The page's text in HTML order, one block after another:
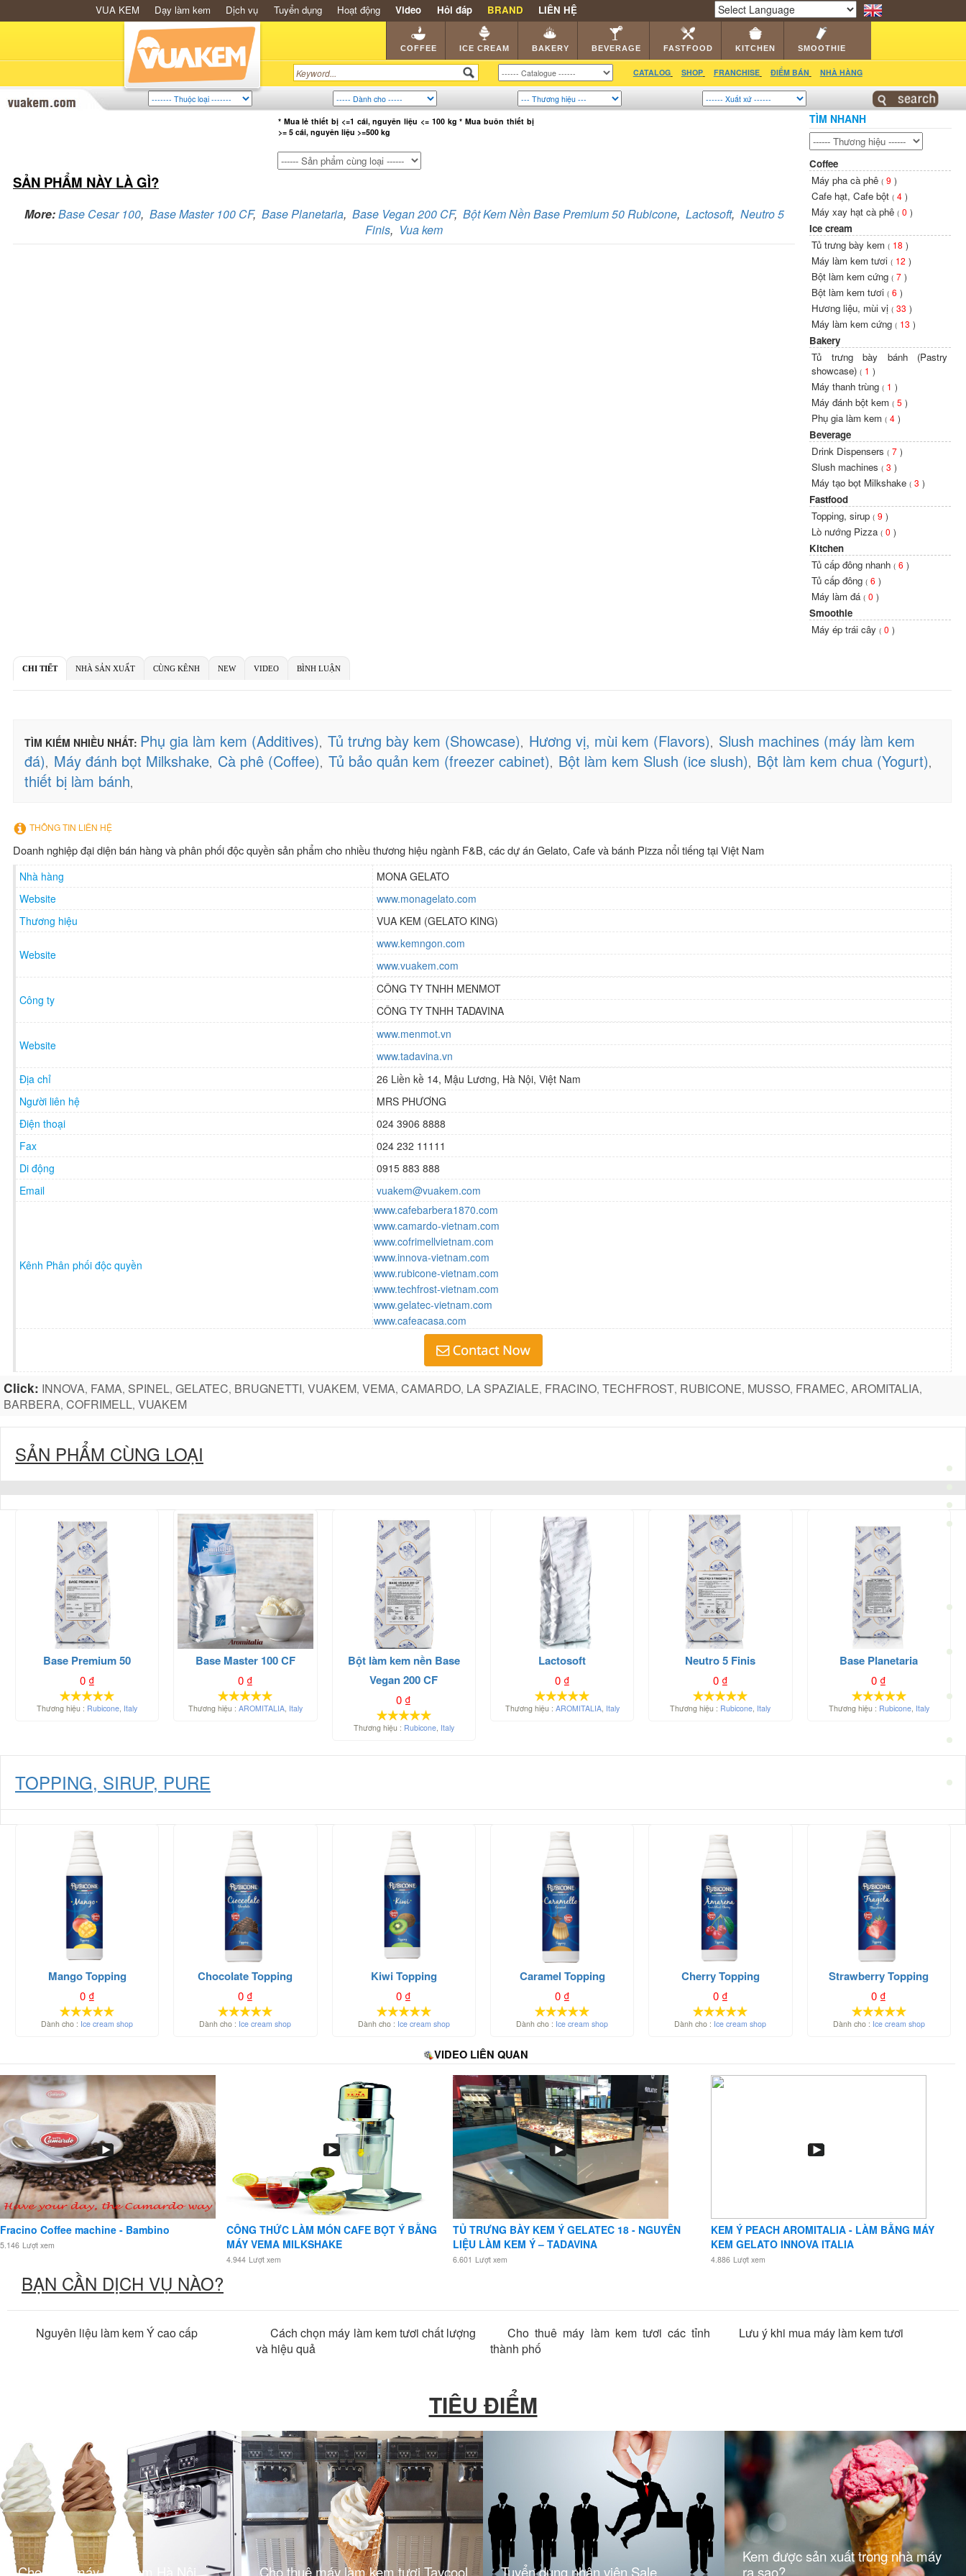
SHOP KEM NGON HẠT CAFE NHÀ HÀNG VIDEO HỎI ĐÁP LIÊN HỆ
VUA KEM Dạy làm kem Dịch vụ Tuyển dụng Hoạt động Video Hỏi đáp BRAND LIÊN HỆ
Powered by Translate
COFFEE ICE CREAM BAKERY BEVERAGE FASTFOOD KITCHEN SMOOTHIE
CATALOG SHOP FRANCHISE ĐIỂM BÁN NHÀ HÀNG
* Mua lẻ thiết bị <=1 cái, nguyên liệu <= 100 kg * Mua buôn thiết bị
>= 5 cái, nguyên liệu >=500 kg
SẢN PHẨM NÀY LÀ GÌ?
More:Base Cesar 100, Base Master 100 CF, Base Planetaria, Base Vegan 200 CF, Bột Kem Nền Base Premium 50 Rubicone, Lactosoft, Neutro 5
Finis, Vua kem
TÌM NHANH
Coffee
Máy pha cà phê( 9 )
Cafe hạt, Cafe bột( 4 )
Máy xay hạt cà phê( 0 )
Ice cream
Tủ trưng bày kem( 18 )
Máy làm kem tươi( 12 )
Bột làm kem cứng( 7 )
Bột làm kem tươi( 6 )
Hương liệu, mùi vị( 33 )
Máy làm kem cứng( 13 )
Bakery
Tủ trưng bày bánh (Pastry
showcase)( 1 )
Máy thanh trùng( 1 )
Máy đánh bột kem( 5 )
Phụ gia làm kem( 4 )
Beverage
Drink Dispensers( 7 )
Slush machines( 3 )
Máy tạo bọt Milkshake( 3 )
Fastfood
Topping, sirup( 9 )
Lò nướng Pizza( 0 )
Kitchen
Tủ cấp đông nhanh( 6 )
Tủ cấp đông( 6 )
Máy làm đá( 0 )
Smoothie
Máy ép trái cây( 0 )
CHI TIẾT NHÀ SẢN XUẤT CÙNG KÊNH NEW VIDEO BÌNH LUẬN
TÌM KIẾM NHIỀU NHẤT: Phụ gia làm kem (Additives), Tủ trưng bày kem (Showcase), Hương vị, mùi kem (Flavors), Slush machines (máy làm kem
đá), Máy đánh bọt Milkshake, Cà phê (Coffee), Tủ bảo quản kem (freezer cabinet), Bột làm kem Slush (ice slush), Bột làm kem chua (Yogurt),
thiết bị làm bánh,
THÔNG TIN LIÊN HỆ
Doanh nghiệp đại diện bán hàng và phân phối độc quyền sản phẩm cho nhiều thương hiệu ngành F&B, các dự án Gelato, Cafe và bánh Pizza nổi tiếng tại Việt Nam
Nhà hàng
MONA GELATO
Website
www.monagelato.com
Thương hiệu
VUA KEM (GELATO KING)
Website
www.kemngon.com
www.vuakem.com
Công ty
CÔNG TY TNHH MENMOT
CÔNG TY TNHH TADAVINA
Website
www.menmot.vn
www.tadavina.vn
Địa chỉ
26 Liền kề 14, Mậu Lương, Hà Nội, Việt Nam
Người liên hệ
MRS PHƯƠNG
Điện thoại
024 3906 8888
Fax
024 232 11111
Di động
0915 883 888
Email
vuakem@vuakem.com
Kênh Phân phối độc quyền
www.cafebarbera1870.com
www.camardo-vietnam.com
www.cofrimellvietnam.com
www.innova-vietnam.com
www.rubicone-vietnam.com
www.techfrost-vietnam.com
www.gelatec-vietnam.com
www.cafeacasa.com
Click: INNOVA, FAMA, SPINEL, GELATEC, BRUGNETTI, VUAKEM, VEMA, CAMARDO, LA SPAZIALE, FRACINO, TECHFROST, RUBICONE, MUSSO, FRAMEC, AROMITALIA,
BARBERA, COFRIMELL, VUAKEM
SẢN PHẨM CÙNG LOẠI
Base Premium 50
0₫
Thương hiệu : Rubicone, Italy
Base Master 100 CF
0₫
Thương hiệu : AROMITALIA, Italy
Bột làm kem nền Base
Vegan 200 CF
0 ₫
Thương hiệu : Rubicone, Italy
Lactosoft
0₫
Thương hiệu : AROMITALIA, Italy
Neutro 5 Finis
0₫
Thương hiệu : Rubicone, Italy
Base Planetaria
0 ₫
Thương hiệu : Rubicone, Italy
TOPPING, SIRUP, PURE
Mango Topping
0₫
Dành cho : Ice cream shop
Chocolate Topping
0₫
Dành cho : Ice cream shop
Kiwi Topping
0 ₫
Dành cho : Ice cream shop
Caramel Topping
0₫
Dành cho : Ice cream shop
Cherry Topping
0₫
Dành cho : Ice cream shop
Strawberry Topping
0 ₫
Dành cho : Ice cream shop
VIDEO LIÊN QUAN
Fracino Coffee machine - Bambino
5.146 Lượt xem
CÔNG THỨC LÀM MÓN CAFE BỌT Ý BẰNG
MÁY VEMA MILKSHAKE
4.944 Lượt xem
TỦ TRƯNG BÀY KEM Ý GELATEC 18 - NGUYÊN
LIỆU LÀM KEM Ý – TADAVINA
6.601 Lượt xem
KEM Ý PEACH AROMITALIA - LÀM BẰNG MÁY
KEM GELATO INNOVA ITALIA
4.886 Lượt xem
BẠN CẦN DỊCH VỤ NÀO?
Nguyên liệu làm kem Ý cao cấp
Cách chọn máy làm kem tươi chất lượng
và hiệu quả
Cho thuê máy làm kem tươi các tỉnh
thành phố
Lưu ý khi mua máy làm kem tươi
TIÊU ĐIỂM
Cho thuê máy làm kem Hà Nội Cho thuê máy làm kem tươi Taycool Tuyển dụng nhân viên Sale
Kem được sản xuất trong nhà máy
ra sao?